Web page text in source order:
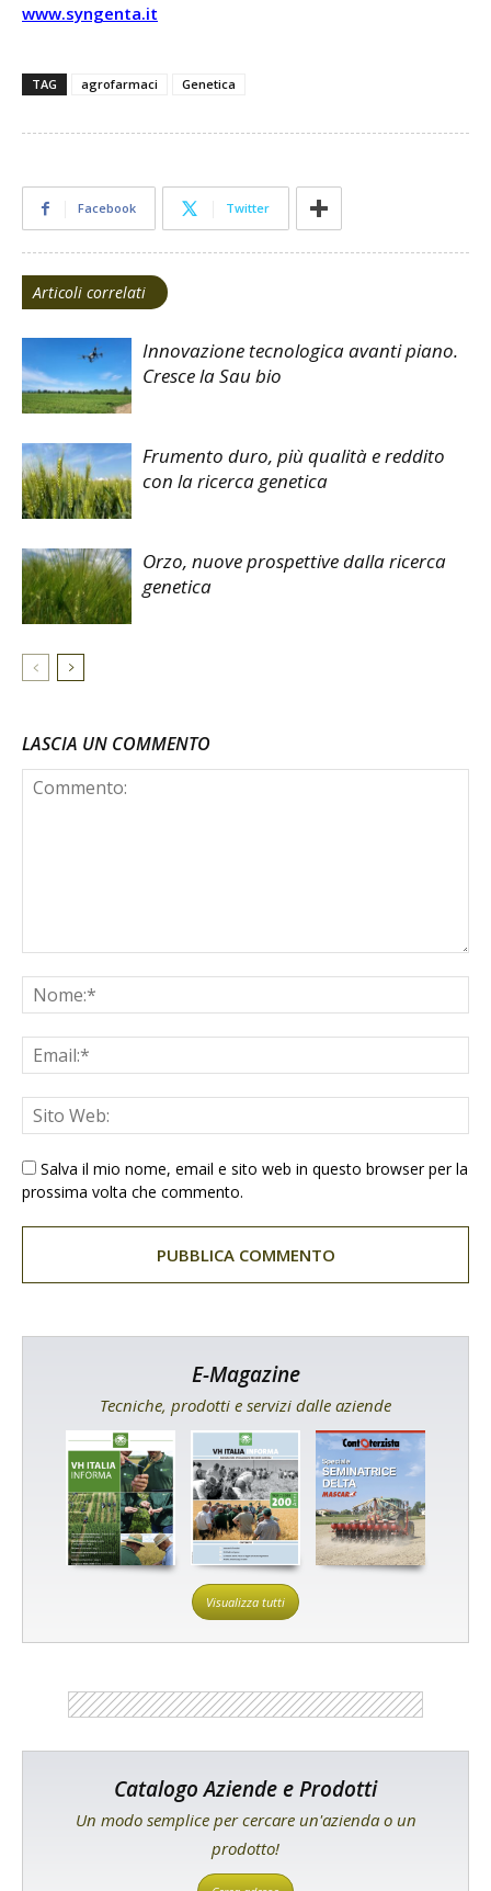
www.syngenta.it
TAG agrofarmaci Genetica
Facebook Twitter
Articoli correlati
Innovazione tecnologica avanti piano.
Cresce la Sau bio
Frumento duro, più qualità e reddito
con la ricerca genetica
Orzo, nuove prospettive dalla ricerca
genetica
LASCIA UN COMMENTO
Salva il mio nome, email e sito web in questo browser per la
prossima volta che commento.
E-Magazine
Tecniche, prodotti e servizi dalle aziende
Visualizza tutti
Catalogo Aziende e Prodotti
Un modo semplice per cercare un'azienda o un
prodotto!